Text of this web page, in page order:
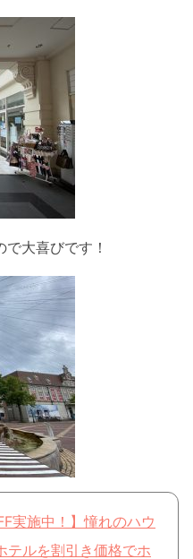
大喜びです！
実施中！】憧れのハウ
テルを割引き価格でホ